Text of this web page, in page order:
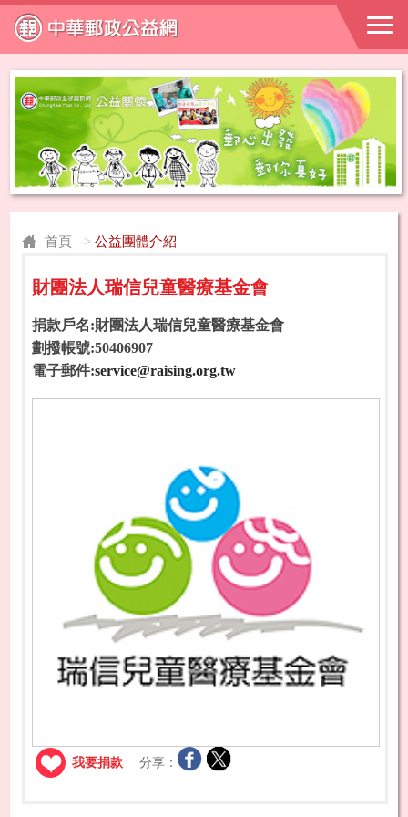
首頁 > 公益團體介紹
財團法人瑞信兒童醫療基金會
捐款戶名:財團法人瑞信兒童醫療基金會
劃撥帳號:50406907
電子郵件:service@raising.org.tw
我要捐款 分享：